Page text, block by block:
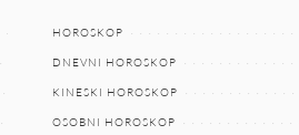
HOROSKOP
DNEVNI HOROSKOP
KINESKI HOROSKOP
OSOBNI HOROSKOP